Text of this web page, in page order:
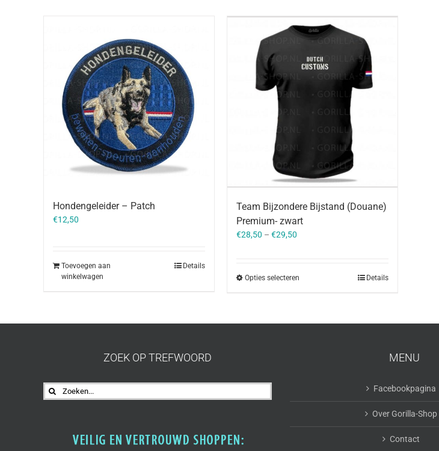
Hondengeleider – Patch
€12,50
Toevoegen aan
winkelwagen
Details
Team Bijzondere Bijstand (Douane)
Premium- zwart
€28,50 – €29,50
Opties selecteren Details
ZOEK OP TREFWOORD
Zoeken
naar:
MENU
Facebookpagina
Over Gorilla-Shop
Contact